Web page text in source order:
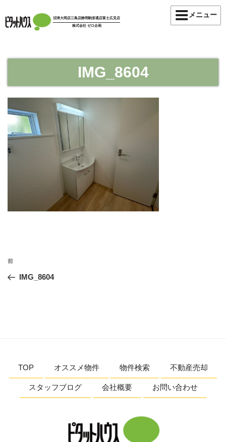
ン
テ
沼津大岡店三島店静岡駒形通店富士広見店
株式会社 ゼロ企画
メニュー
IMG_8604
投
ナ
前
の
前
IMG_8604
TOP オススメ物件 物件検索 不動産売却
スタッフブログ 会社概要 お問い合わせ